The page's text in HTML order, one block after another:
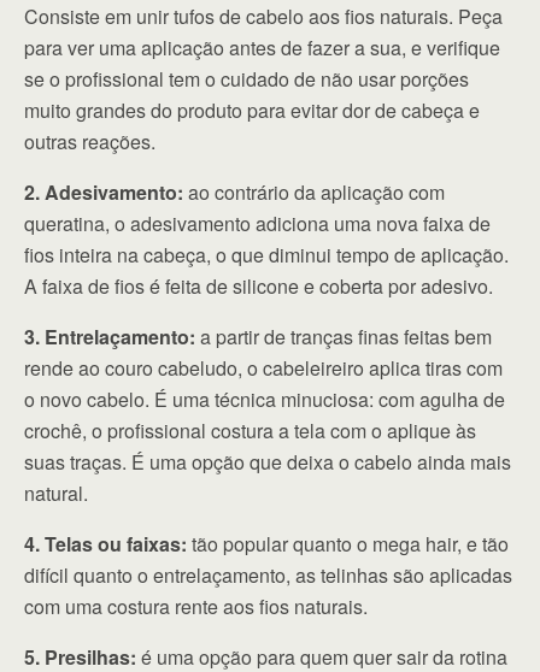
Consiste em unir tufos de cabelo aos fios naturais. Peça
para ver uma aplicação antes de fazer a sua, e verifique
se o profissional tem o cuidado de não usar porções
muito grandes do produto para evitar dor de cabeça e
outras reações.
2. Adesivamento: ao contrário da aplicação com
queratina, o adesivamento adiciona uma nova faixa de
fios inteira na cabeça, o que diminui tempo de aplicação.
A faixa de fios é feita de silicone e coberta por adesivo.
3. Entrelaçamento: a partir de tranças finas feitas bem
rende ao couro cabeludo, o cabeleireiro aplica tiras com
o novo cabelo. É uma técnica minuciosa: com agulha de
crochê, o profissional costura a tela com o aplique às
suas traças. É uma opção que deixa o cabelo ainda mais
natural.
4. Telas ou faixas: tão popular quanto o mega hair, e tão
difícil quanto o entrelaçamento, as telinhas são aplicadas
com uma costura rente aos fios naturais.
5. Presilhas: é uma opção para quem quer sair da rotina